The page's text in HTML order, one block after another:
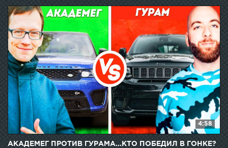
4:58
АКАДЕМЕГ ПРОТИВ ГУРАМА...КТО ПОБЕДИЛ В ГОНКЕ?